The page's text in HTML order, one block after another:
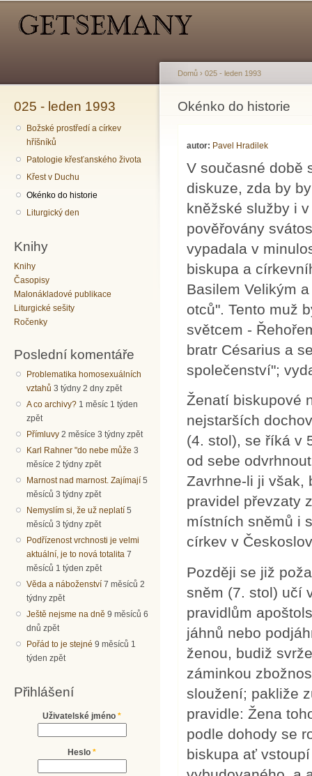
025 - leden 1993
Božské prostředí a církev
hříšníků
Patologie křesťanského života
Křest v Duchu
Okénko do historie
Liturgický den
Knihy
Knihy
Časopisy
Malonákladové publikace
Liturgické sešity
Ročenky
Poslední komentáře
Problematika homosexuálních
vztahů 3 týdny 2 dny zpět
A co archivy? 1 měsíc 1 týden
zpět
Přímluvy 2 měsíce 3 týdny zpět
Karl Rahner "do nebe může 3
měsíce 2 týdny zpět
Marnost nad marnost. Zajímají 5
měsíců 3 týdny zpět
Nemyslím si, že už neplatí 5
měsíců 3 týdny zpět
Podřízenost vrchnosti je velmi
aktuální, je to nová totalita 7
měsíců 1 týden zpět
Věda a náboženství 7 měsíců 2
týdny zpět
Ještě nejsme na dně 9 měsíců 6
dnů zpět
Pořád to je stejné 9 měsíců 1
týden zpět
Přihlášení
Uživatelské jméno *
Heslo *
Jste zde
Domů › 025 - leden 1993
Okénko do historie
autor: Pavel Hradilek
V současné době
diskuze, zda by
kněžské služby i
pověřovány
vypadala v
biskupa a
Basilem Velikým
otců". Tento muž
světcem -
bratr Césarius a
společenství";
Ženatí biskupové
nejstarších
(4. stol), se říká v
od sebe
Zavrhne-li ji však,
pravidel převzaty
místních sněmů i
církev v
Později se již
sněm (7. stol) učí
pravidlům
jáhnů nebo
ženou, budiž
záminkou
sloužení; pakliže
pravidle: Žena
podle dohody se
biskupa ať